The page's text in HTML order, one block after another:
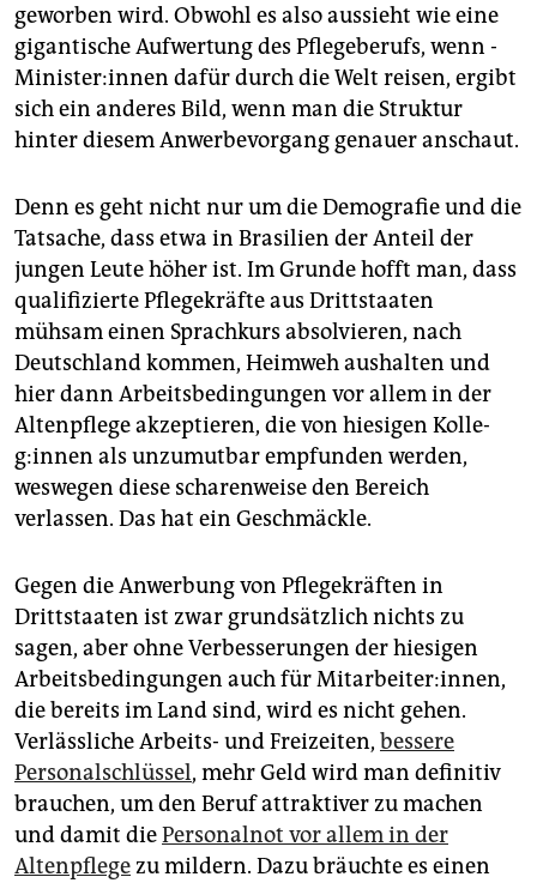
geworben wird. Obwohl es also aussieht wie eine
gigantische Aufwertung des Pflegeberufs, wenn ­
Mi­nis­te­r:in­nen dafür durch die Welt reisen, ergibt
sich ein anderes Bild, wenn man die Struktur
hinter diesem An­werbevorgang genauer anschaut.
Denn es geht nicht nur um die Demografie und die
Tatsache, dass etwa in Brasilien der Anteil der
jungen Leute höher ist. Im Grunde hofft man, dass
qualifizierte Pflegekräfte aus Drittstaaten
mühsam einen Sprachkurs absolvieren, nach
Deutschland kommen, Heimweh aushalten und
hier dann Arbeitsbedingungen vor allem in der
Altenpflege akzeptieren, die von hiesigen Kol­le­
g:in­nen als unzumutbar empfunden werden,
weswegen diese scharenweise den Bereich
verlassen. Das hat ein Geschmäckle.
Gegen die Anwerbung von Pflegekräften in
Drittstaaten ist zwar grundsätzlich nichts zu
sagen, aber ohne Verbesserungen der hiesigen
Arbeitsbedingungen auch für Mitarbeiter:innen,
die bereits im Land sind, wird es nicht gehen.
Verlässliche Arbeits- und Freizeiten, bessere
Personalschlüssel, mehr Geld wird man definitiv
brauchen, um den Beruf attraktiver zu machen
und damit diePersonalnot vor allem in der
Altenpflegezu mildern. Dazu bräuchte es einen